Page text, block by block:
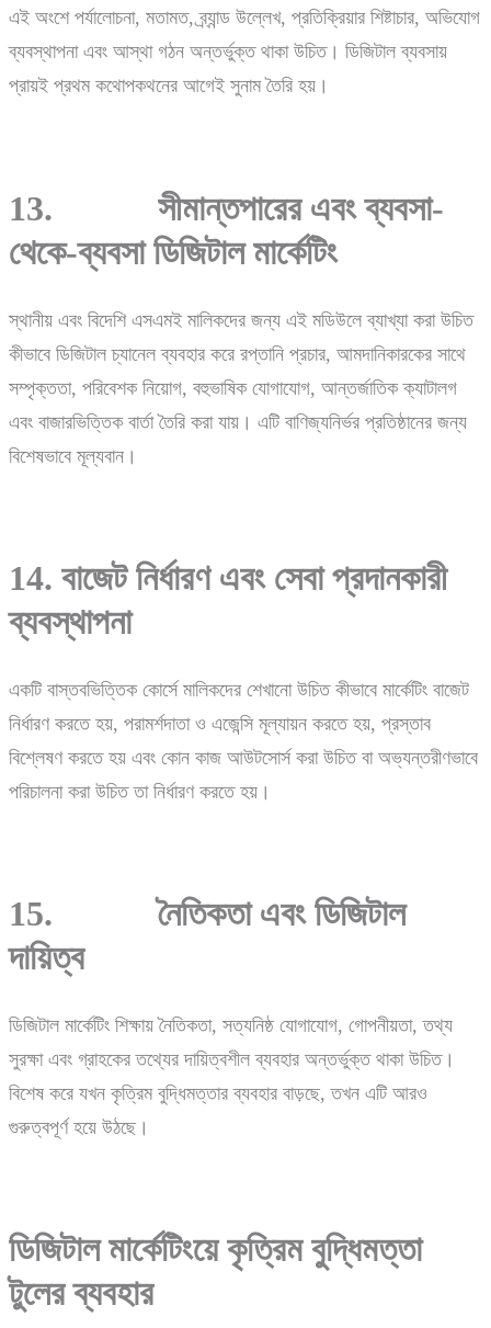
এই অংশে পর্যালোচনা, মতামত, ব্র্যান্ড উল্লেখ, প্রতিক্রিয়ার শিষ্টাচার, অভিযোগ
ব্যবস্থাপনা এবং আস্থা গঠন অন্তর্ভুক্ত থাকা উচিত। ডিজিটাল ব্যবসায়
প্রায়ই প্রথম কথোপকথনের আগেই সুনাম তৈরি হয়।
13. সীমান্তপারের এবং ব্যবসা-
থেকে-ব্যবসা ডিজিটাল মার্কেটিং
স্থানীয় এবং বিদেশি এসএমই মালিকদের জন্য এই মডিউলে ব্যাখ্যা করা উচিত
কীভাবে ডিজিটাল চ্যানেল ব্যবহার করে রপ্তানি প্রচার, আমদানিকারকের সাথে
সম্পৃক্ততা, পরিবেশক নিয়োগ, বহুভাষিক যোগাযোগ, আন্তর্জাতিক ক্যাটালগ
এবং বাজারভিত্তিক বার্তা তৈরি করা যায়। এটি বাণিজ্যনির্ভর প্রতিষ্ঠানের জন্য
বিশেষভাবে মূল্যবান।
14. বাজেট নির্ধারণ এবং সেবা প্রদানকারী
ব্যবস্থাপনা
একটি বাস্তবভিত্তিক কোর্সে মালিকদের শেখানো উচিত কীভাবে মার্কেটিং বাজেট
নির্ধারণ করতে হয়, পরামর্শদাতা ও এজেন্সি মূল্যায়ন করতে হয়, প্রস্তাব
বিশ্লেষণ করতে হয় এবং কোন কাজ আউটসোর্স করা উচিত বা অভ্যন্তরীণভাবে
পরিচালনা করা উচিত তা নির্ধারণ করতে হয়।
15. নৈতিকতা এবং ডিজিটাল
দায়িত্ব
ডিজিটাল মার্কেটিং শিক্ষায় নৈতিকতা, সত্যনিষ্ঠ যোগাযোগ, গোপনীয়তা, তথ্য
সুরক্ষা এবং গ্রাহকের তথ্যের দায়িত্বশীল ব্যবহার অন্তর্ভুক্ত থাকা উচিত।
বিশেষ করে যখন কৃত্রিম বুদ্ধিমত্তার ব্যবহার বাড়ছে, তখন এটি আরও
গুরুত্বপূর্ণ হয়ে উঠছে।
ডিজিটালমার্কেটিংয়েকৃত্রিমবুদ্ধিমত্তা
টুলেরব্যবহার